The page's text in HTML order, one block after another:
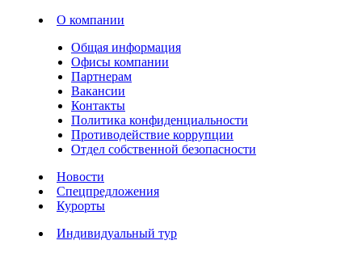
О компании
Общая информация
Офисы компании
Партнерам
Вакансии
Контакты
Политика конфиденциальности
Противодействие коррупции
Отдел собственной безопасности
Новости
Спецпредложения
Курорты
Индивидуальный тур